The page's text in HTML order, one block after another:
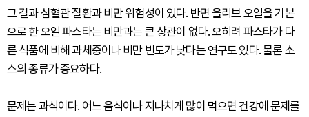
그 결과 심혈관 질환과 비만 위험성이 있다. 반면 올리브 오일을 기본
으로 한 오일 파스타는 비만과는 큰 상관이 없다. 오히려 파스타가 다
른 식품에 비해 과체중이나 비만 빈도가 낮다는 연구도 있다. 물론 소
스의 종류가 중요하다.
문제는 과식이다. 어느 음식이나 지나치게 많이 먹으면 건강에 문제를